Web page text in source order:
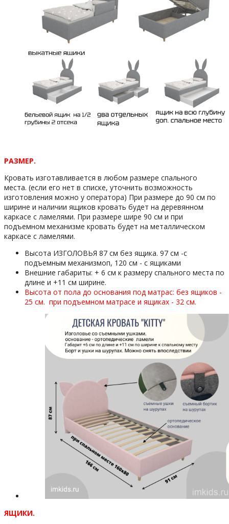
РАЗМЕР.
Кровать изготавливается в любом размере спального
места. (если его нет в списке, уточнить возможность
изготовления можно у оператора) При размере до 90 см по
ширине и наличии ящиков кровать будет на деревянном
каркасе с ламелями. При размере шире 90 см и при
подъемном механизме кровать будет на металлическом
каркасе с ламелями.
Высота ИЗГОЛОВЬЯ 87 см без ящика. 97 см -с
подъемным механизмоп, 120 см - с ящиками
Внешние габариты: + 6 см к размеру спального места по
длине и +11 см ширине.
Высота от пола до основания под матрас: без ящиков -
25 см. при подъемном матрасе и ящиках - 32 см.
ЯЩИКИ.